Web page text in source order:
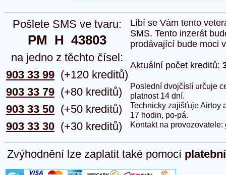
Pošlete SMS ve tvaru:
PM  H  43803
na jedno z těchto čísel:
903 33 99
903 33 79
903 33 50
903 33 30
(+120 kreditů)
(+80 kreditů)
(+50 kreditů)
(+30 kreditů)
Líbí se Vám tento
SMS. Tento inzerát
prodávající bude moci
Aktuální počet kreditů:
Poslední dvojčíslí určuje
platnost 14 dní.
Technicky zajišťuje Airtoy
17 hodin, po-pá.
Kontakt na provozovatele:
Zvýhodnění lze zaplatit také pomocí